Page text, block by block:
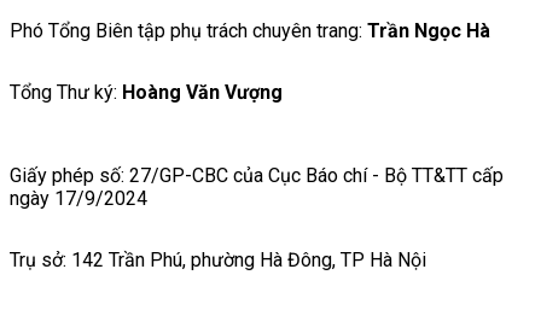
Phó Tổng Biên tập phụ trách chuyên trang: Trần Ngọc Hà
Tổng Thư ký: Hoàng Văn Vượng
Giấy phép số: 27/GP-CBC của Cục Báo chí - Bộ TT&TT cấp
ngày 17/9/2024
Trụ sở: 142 Trần Phú, phường Hà Đông, TP Hà Nội